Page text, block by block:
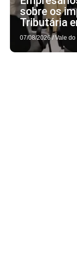
sobre os
Tributária
07/08/2026 / Vale